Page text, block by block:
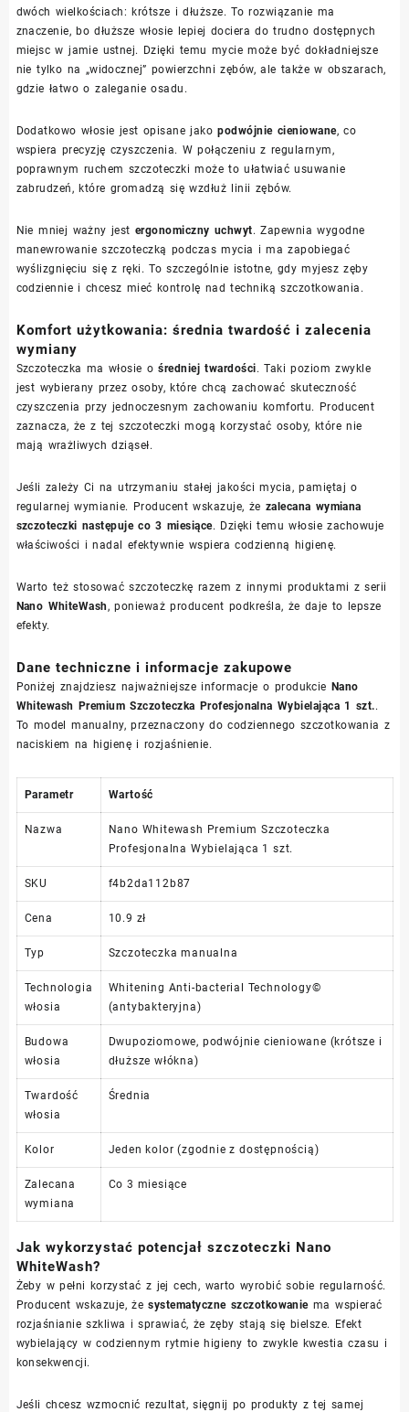
dwóch wielkościach: krótsze i dłuższe. To rozwiązanie ma
znaczenie, bo dłuższe włosie lepiej dociera do trudno dostępnych
miejsc w jamie ustnej. Dzięki temu mycie może być dokładniejsze
nie tylko na „widocznej” powierzchni zębów, ale także w obszarach,
gdzie łatwo o zaleganie osadu.
Dodatkowo włosie jest opisane jakopodwójnie cieniowane, co
wspiera precyzję czyszczenia. W połączeniu z regularnym,
poprawnym ruchem szczoteczki może to ułatwiać usuwanie
zabrudzeń, które gromadzą się wzdłuż linii zębów.
Nie mniej ważny jest ergonomiczny uchwyt. Zapewnia wygodne
manewrowanie szczoteczką podczas mycia i ma zapobiegać
wyślizgnięciu się z ręki. To szczególnie istotne, gdy myjesz zęby
codziennie i chcesz mieć kontrolę nad techniką szczotkowania.
Komfort użytkowania: średnia twardość i zalecenia
wymiany
Szczoteczka ma włosie ośredniej twardości. Taki poziom zwykle
jest wybierany przez osoby, które chcą zachować skuteczność
czyszczenia przy jednoczesnym zachowaniu komfortu. Producent
zaznacza, że z tej szczoteczki mogą korzystać osoby, które nie
mają wrażliwych dziąseł.
Jeśli zależy Ci na utrzymaniu stałej jakości mycia, pamiętaj o
regularnej wymianie. Producent wskazuje, że zalecana wymiana
szczoteczki następuje co 3 miesiące. Dzięki temu włosie zachowuje
właściwości i nadal efektywnie wspiera codzienną higienę.
Warto też stosować szczoteczkę razem z innymi produktami z serii
Nano WhiteWash , ponieważ producent podkreśla, że daje to lepsze
efekty.
Dane techniczne i informacje zakupowe
Poniżej znajdziesz najważniejsze informacje o produkcie Nano
Whitewash Premium Szczoteczka Profesjonalna Wybielająca 1 szt..
To model manualny, przeznaczony do codziennego szczotkowania z
naciskiem na higienę i rozjaśnienie.
Parametr Wartość
Nazwa
Nano Whitewash Premium Szczoteczka
Profesjonalna Wybielająca 1 szt.
SKU f4b2da112b87
Cena 10.9 zł
Typ Szczoteczka manualna
Technologia
włosia
Whitening Anti-bacterial Technology©
(antybakteryjna)
Budowa
włosia
Dwupoziomowe, podwójnie cieniowane (krótsze i
dłuższe włókna)
Twardość
włosia
Średnia
Kolor Jeden kolor (zgodnie z dostępnością)
Zalecana
wymiana
Co 3 miesiące
Jak wykorzystać potencjał szczoteczki Nano
WhiteWash?
Żeby w pełni korzystać z jej cech, warto wyrobić sobie regularność.
Producent wskazuje, żesystematyczne szczotkowaniema wspierać
rozjaśnianie szkliwa i sprawiać, że zęby stają się bielsze. Efekt
wybielający w codziennym rytmie higieny to zwykle kwestia czasu i
konsekwencji.
Jeśli chcesz wzmocnić rezultat, sięgnij po produkty z tej samej